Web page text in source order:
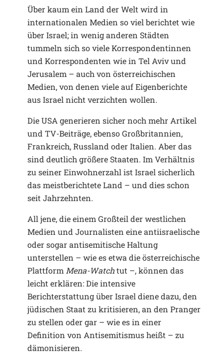
Über kaum ein Land der Welt wird in
internationalen Medien so viel berichtet wie
über Israel; in wenig anderen Städten
tummeln sich so viele Korrespondentinnen
und Korrespondenten wie in Tel Aviv und
Jerusalem – auch von österreichischen
Medien, von denen viele auf Eigenberichte
aus Israel nicht verzichten wollen.
Die USA generieren sicher noch mehr Artikel
und TV-Beiträge, ebenso Großbritannien,
Frankreich, Russland oder Italien. Aber das
sind deutlich größere Staaten. Im Verhältnis
zu seiner Einwohnerzahl ist Israel sicherlich
das meistberichtete Land – und dies schon
seit Jahrzehnten.
All jene, die einem Großteil der westlichen
Medien und Journalisten eine antiisraelische
oder sogar antisemitische Haltung
unterstellen – wie es etwa die österreichische
Plattform Mena-Watchtut –, können das
leicht erklären: Die intensive
Berichterstattung über Israel diene dazu, den
jüdischen Staat zu kritisieren, an den Pranger
zu stellen oder gar – wie es in einer
Definition von Antisemitismus heißt – zu
dämonisieren.